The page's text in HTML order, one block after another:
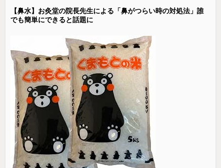
【鼻水】お灸堂の院長先生による「鼻がつらい時の対処法」誰
でも簡単にできると話題に